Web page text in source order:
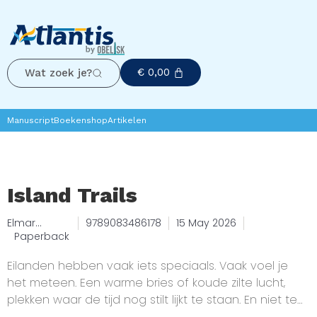
Wat zoek je? € 0,00
ManuscriptBoekenshopArtikelen
Island Trails
Elmar
Teegelbeck
9789083486178
15 May 2026
Paperback
Eilanden hebben vaak iets speciaals. Vaak voel je
het meteen. Een warme bries of koude zilte lucht,
plekken waar de tijd nog stilt lijkt te staan. En niet te